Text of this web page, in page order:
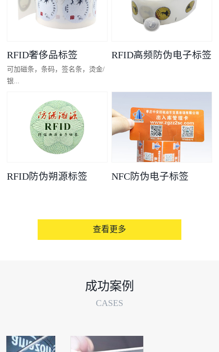
RFID奢侈品标签
可加磁条，条码，签名条，烫金/
银...
凸码，金/银底
RFID高频防伪电子标签
RFID防伪朔源标签 NFC防伪电子标签
查看更多
成功案例
CASES